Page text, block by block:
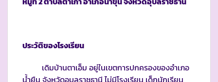
ประวัติของโรงเรียน
เดิมบ้านตาเอ็ม อยู่ในเขตการปกครองของอำเภอ
น้ำยืน จังหวัดอุบลราชธานี ไม่มีโรงเรียน เด็กนักเรียน